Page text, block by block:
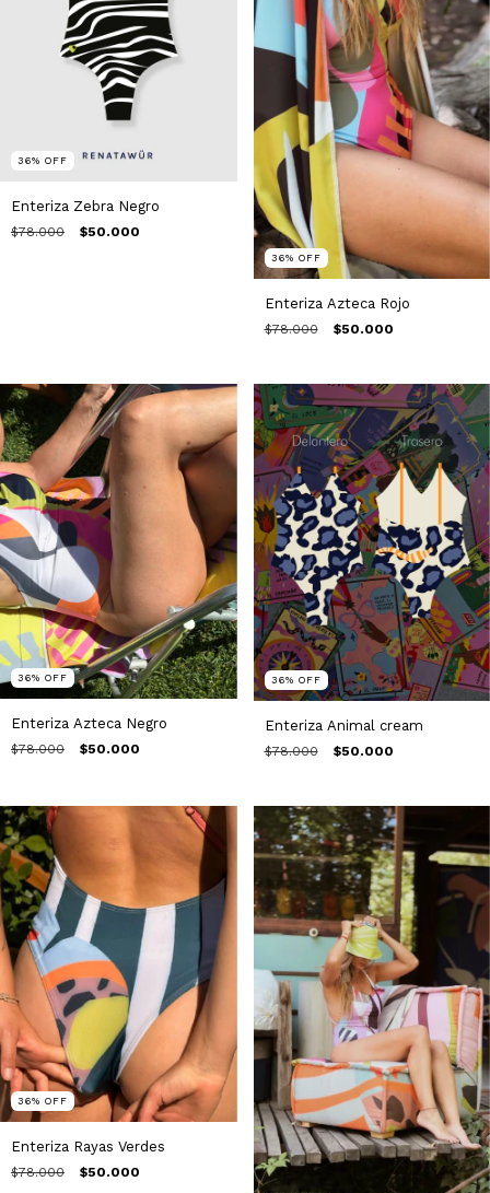
36% OFF
Enteriza Zebra Negro
$78.000 $50.000
36% OFF
Enteriza Azteca Rojo
$78.000 $50.000
36% OFF
Enteriza Azteca Negro
$78.000 $50.000
36% OFF
Enteriza Animal cream
$78.000 $50.000
36% OFF
Enteriza Rayas Verdes
$78.000 $50.000